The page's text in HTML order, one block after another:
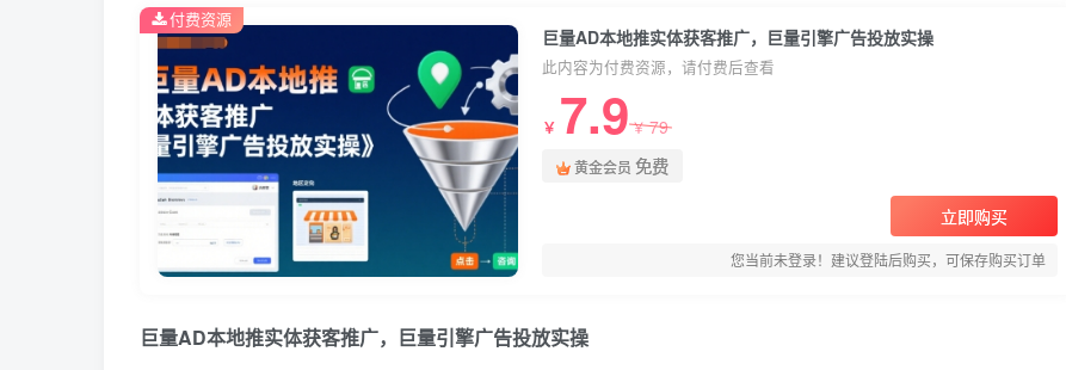
巨量AD本地推实体获客推广，巨量引擎广告投放实操
此内容为付费资源，请付费后查看
￥ 7.9￥79
黄金会员 免费
立即购买
您当前未登录！建议登陆后购买，可保存购买订单
付费资源
巨量AD本地推实体获客推广，巨量引擎广告投放实操